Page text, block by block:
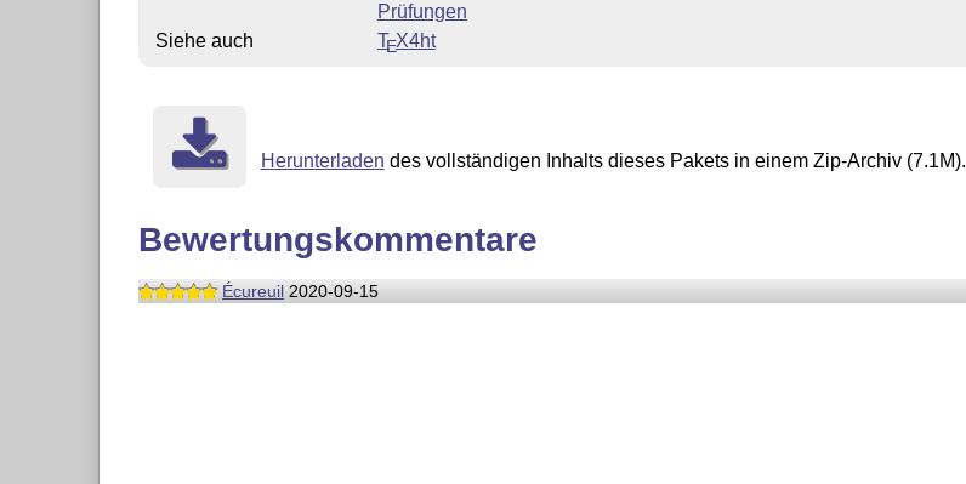
Prüfungen
Siehe auch
TEX4ht
Herunterladen des vollständigen Inhalts dieses Pakets in einem Zip-Archiv (7.1M).
Bewertungskommentare
Écureuil2020-09-15